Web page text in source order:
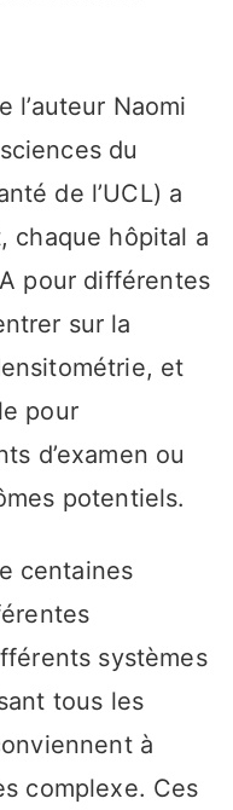
l’auteur Naomi
du
de l’UCL) a
chaque hôpital a
pour différentes
sur la
et
pour
d’examen ou
potentiels.
centaines
systèmes
tous les
à
complexe. Ces